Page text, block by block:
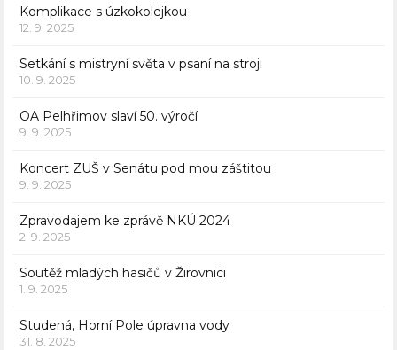
Komplikace s úzkokolejkou
12. 9. 2025
Setkání s mistryní světa v psaní na stroji
10. 9. 2025
OA Pelhřimov slaví 50. výročí
9. 9. 2025
Koncert ZUŠ v Senátu pod mou záštitou
9. 9. 2025
Zpravodajem ke zprávě NKÚ 2024
2. 9. 2025
Soutěž mladých hasičů v Žirovnici
1. 9. 2025
Studená, Horní Pole úpravna vody
31. 8. 2025